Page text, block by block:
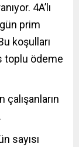
4A’lı
prim
koşulları
toplu ödeme
çalışanların
sayısı